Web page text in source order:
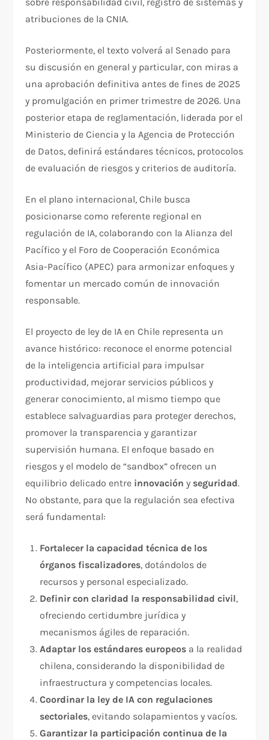
atribuciones de la CNIA.
Posteriormente, el texto volverá al Senado para
su discusión en general y particular, con miras a
una aprobación definitiva antes de fines de 2025
y promulgación en primer trimestre de 2026. Una
posterior etapa de reglamentación, liderada por el
Ministerio de Ciencia y la Agencia de Protección
de Datos, definirá estándares técnicos, protocolos
de evaluación de riesgos y criterios de auditoría.
En el plano internacional, Chile busca
posicionarse como referente regional en
regulación de IA, colaborando con la Alianza del
Pacífico y el Foro de Cooperación Económica
Asia-Pacífico (APEC) para armonizar enfoques y
fomentar un mercado común de innovación
responsable.
El proyecto de ley de IA en Chile representa un
avance histórico: reconoce el enorme potencial
de la inteligencia artificial para impulsar
productividad, mejorar servicios públicos y
generar conocimiento, al mismo tiempo que
establece salvaguardias para proteger derechos,
promover la transparencia y garantizar
supervisión humana. El enfoque basado en
riesgos y el modelo de “sandbox” ofrecen un
equilibrio delicado entre innovación y seguridad.
No obstante, para que la regulación sea efectiva
será fundamental:
Fortalecer la capacidad técnica de los
órganos fiscalizadores, dotándolos de
recursos y personal especializado.
Definir con claridad la responsabilidad civil,
ofreciendo certidumbre jurídica y
mecanismos ágiles de reparación.
Adaptar los estándares europeos a la realidad
chilena, considerando la disponibilidad de
infraestructura y competencias locales.
Coordinar la ley de IA con regulaciones
sectoriales, evitando solapamientos y vacíos.
Garantizar la participación continua de la